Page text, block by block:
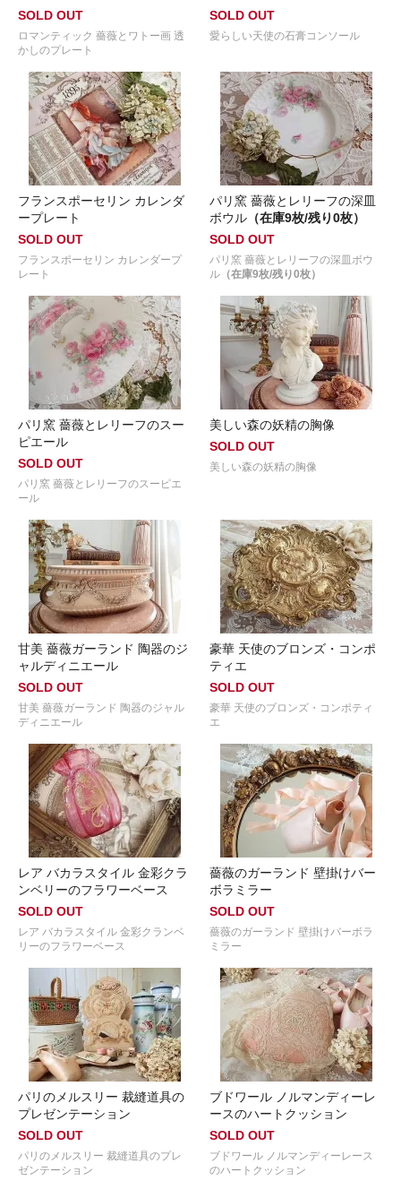
SOLD OUT
ロマンティック 薔薇とワトー画 透
かしのプレート
SOLD OUT
愛らしい天使の石膏コンソール
フランスポーセリン カレンダ
ープレート
SOLD OUT
フランスポーセリン カレンダープ
レート
パリ窯 薔薇とレリーフの深皿
ボウル （在庫9枚/残り0枚）
SOLD OUT
パリ窯 薔薇とレリーフの深皿ボウ
ル （在庫9枚/残り0枚）
パリ窯 薔薇とレリーフのスー
ピエール
SOLD OUT
パリ窯 薔薇とレリーフのスーピエ
ール
美しい森の妖精の胸像
SOLD OUT
美しい森の妖精の胸像
甘美 薔薇ガーランド 陶器のジ
ャルディニエール
SOLD OUT
甘美 薔薇ガーランド 陶器のジャル
ディニエール
豪華 天使のブロンズ・コンポ
ティエ
SOLD OUT
豪華 天使のブロンズ・コンポティ
エ
レア バカラスタイル 金彩クラ
ンベリーのフラワーベース
SOLD OUT
レア バカラスタイル 金彩クランベ
リーのフラワーベース
薔薇のガーランド 壁掛けバー
ボラミラー
SOLD OUT
薔薇のガーランド 壁掛けバーボラ
ミラー
パリのメルスリー 裁縫道具の
プレゼンテーション
SOLD OUT
パリのメルスリー 裁縫道具のプレ
ゼンテーション
ブドワール ノルマンディーレ
ースのハートクッション
SOLD OUT
ブドワール ノルマンディーレース
のハートクッション